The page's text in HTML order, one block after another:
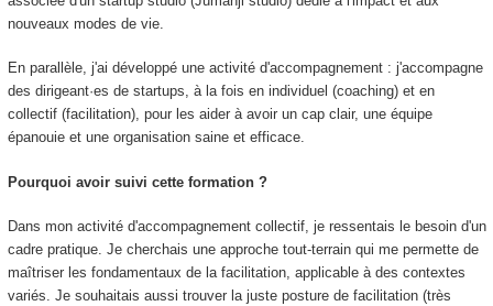
nouveaux modes de vie.
En parallèle, j'ai développé une activité d'accompagnement : j'accompagne
des dirigeant·es de startups, à la fois en individuel (coaching) et en
collectif (facilitation), pour les aider à avoir un cap clair, une équipe
épanouie et une organisation saine et efficace.
Pourquoi avoir suivi cette formation ?
Dans mon activité d'accompagnement collectif, je ressentais le besoin d'un
cadre pratique. Je cherchais une approche tout-terrain qui me permette de
maîtriser les fondamentaux de la facilitation, applicable à des contextes
variés. Je souhaitais aussi trouver la juste posture de facilitation (très